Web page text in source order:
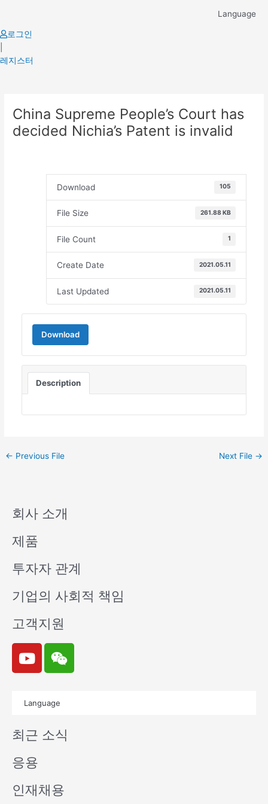
content
Language
로그인
레지스터
China Supreme People’s Court has
decided Nichia’s Patent is invalid
Download 105
File Size 261.88 KB
File Count 1
Create Date 2021.05.11
Last Updated 2021.05.11
Download
Description
navigation
← Previous File Next File →
회사 소개
제품
투자자 관계
기업의 사회적 책임
고객지원
Y
o
u
e
W
e
i
n
Language
최근 소식
응용
인재채용